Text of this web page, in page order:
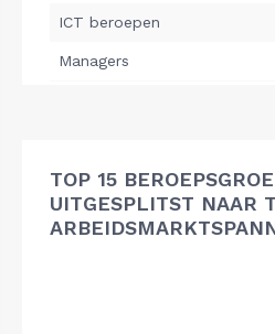
TOP 15
UITGESPLITST NAAR